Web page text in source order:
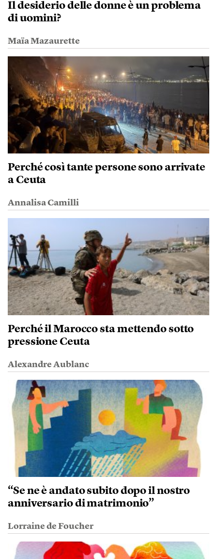
Il desiderio delle donne è un problema
di uomini?
Maïa Mazaurette
Perché così tante persone sono arrivate
a Ceuta
Annalisa Camilli
Perché il Marocco sta mettendo sotto
pressione Ceuta
Alexandre Aublanc
“Se ne è andato subito dopo il nostro
anniversario di matrimonio”
Lorraine de Foucher